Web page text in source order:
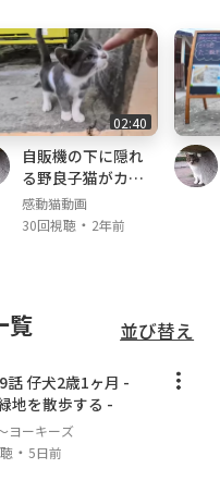
02:40
自販機の下に隠れ
る野良子猫がカワ
イイ
感動猫動画
30回視聴・ 2年前
覧 並び替え
話 仔犬2歳1ヶ月 -
地を散歩する -
ヨーキーズ
・5日前